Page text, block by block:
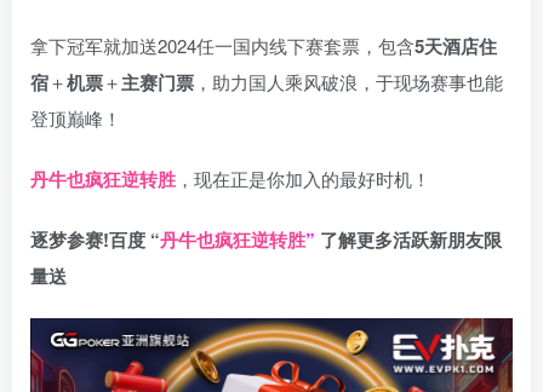
拿下冠军就加送2024任一国内线下赛套票，包含5天酒店住
宿＋机票＋主赛门票 ，助力国人乘风破浪，于现场赛事也能
登顶巅峰！
丹牛也疯狂逆转胜 ，现在正是你加入的最好时机！
逐梦参赛!百度 “丹牛也疯狂逆转胜” 了解更多活跃新朋友限
量送